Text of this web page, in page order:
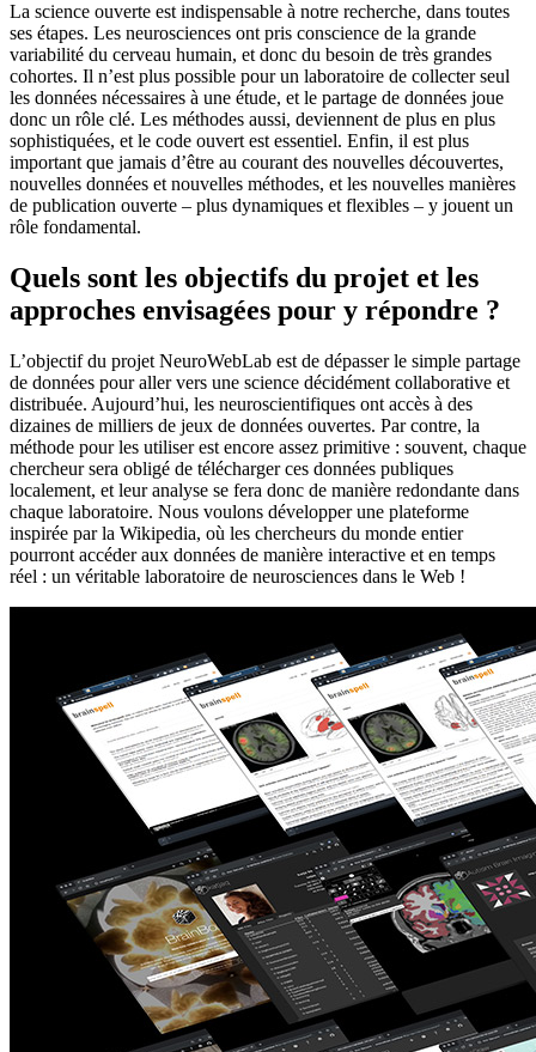
La science ouverte est indispensable à notre recherche, dans toutes
ses étapes. Les neurosciences ont pris conscience de la grande
variabilité du cerveau humain, et donc du besoin de très grandes
cohortes. Il n’est plus possible pour un laboratoire de collecter seul
les données nécessaires à une étude, et le partage de données joue
donc un rôle clé. Les méthodes aussi, deviennent de plus en plus
sophistiquées, et le code ouvert est essentiel. Enfin, il est plus
important que jamais d’être au courant des nouvelles découvertes,
nouvelles données et nouvelles méthodes, et les nouvelles manières
de publication ouverte – plus dynamiques et flexibles – y jouent un
rôle fondamental.
Quels sont les objectifs du projet et les
approches envisagées pour y répondre ?
L’objectif du projet NeuroWebLab est de dépasser le simple partage
de données pour aller vers une science décidément collaborative et
distribuée. Aujourd’hui, les neuroscientifiques ont accès à des
dizaines de milliers de jeux de données ouvertes. Par contre, la
méthode pour les utiliser est encore assez primitive : souvent, chaque
chercheur sera obligé de télécharger ces données publiques
localement, et leur analyse se fera donc de manière redondante dans
chaque laboratoire. Nous voulons développer une plateforme
inspirée par la Wikipedia, où les chercheurs du monde entier
pourront accéder aux données de manière interactive et en temps
réel : un véritable laboratoire de neurosciences dans le Web !